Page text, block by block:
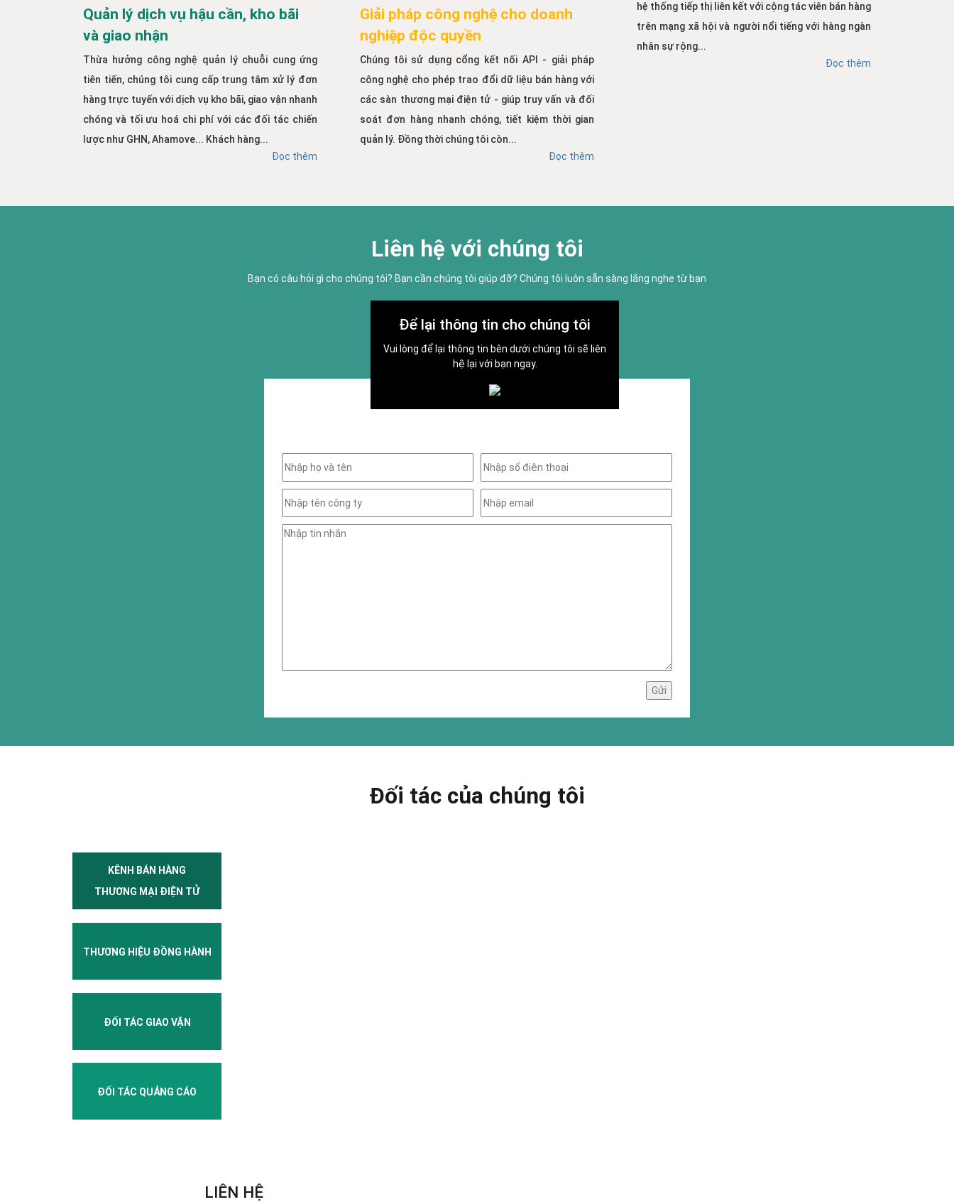
Quản lý dịch vụ hậu cần, kho bãi
và giao nhận
Thừa hưởng công nghệ quản lý chuỗi cung ứng
tiên tiến, chúng tôi cung cấp trung tâm xử lý đơn
hàng trực tuyến với dịch vụ kho bãi, giao vận nhanh
chóng và tối ưu hoá chi phí với các đối tác chiến
lược như GHN, Ahamove... Khách hàng...
Đọc thêm
Giải pháp công nghệ cho doanh
nghiệp độc quyền
Chúng tôi sử dụng cổng kết nối API - giải pháp
công nghệ cho phép trao đổi dữ liệu bán hàng với
các sàn thương mại điện tử - giúp truy vấn và đối
soát đơn hàng nhanh chóng, tiết kiệm thời gian
quản lý. Đồng thời chúng tôi còn...
Đọc thêm
hệ thống tiếp thị liên kết với cộng tác viên bán hàng
trên mạng xã hội và người nổi tiếng với hàng ngàn
nhân sự rộng...
Đọc thêm
Liên hệ với chúng tôi
Bạn có câu hỏi gì cho chúng tôi? Bạn cần chúng tôi giúp đỡ? Chúng tôi luôn sẵn sàng lắng nghe từ bạn
Để lại thông tin cho chúng tôi
Vui lòng để lại thông tin bên dưới chúng tôi sẽ liên
hệ lại với bạn ngay.
Đối tác của chúng tôi
KÊNH BÁN HÀNG
THƯƠNG MẠI ĐIỆN TỬ
THƯƠNG HIỆU ĐỒNG HÀNH
ĐỐI TÁC GIAO VẬN
ĐỐI TÁC QUẢNG CÁO
LIÊN HỆ